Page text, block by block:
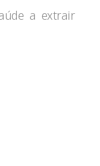
a extrair